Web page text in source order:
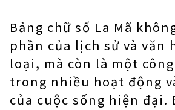
Bảng chữ số La Mã
phần của lịch sử và văn
loại, mà còn là một
trong nhiều hoạt động
của cuộc sống hiện đại.